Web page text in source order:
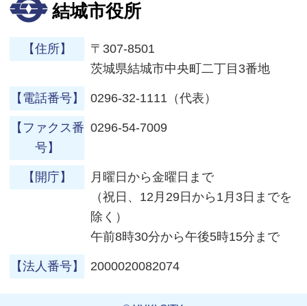
結城市役所
【住所】
〒307-8501
茨城県結城市中央町二丁目3番地
【電話番号】 0296-32-1111（代表）
【ファクス番
号】
0296-54-7009
【開庁】
月曜日から金曜日まで
（祝日、12月29日から1月3日までを
除く）
午前8時30分から午後5時15分まで
【法人番号】 2000020082074